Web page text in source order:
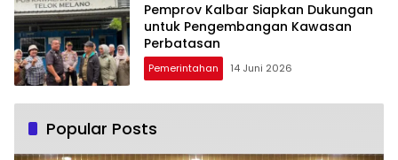
Pemprov Kalbar Siapkan Dukungan
untuk Pengembangan Kawasan
Perbatasan
Pemerintahan 14 Juni 2026
Popular Posts